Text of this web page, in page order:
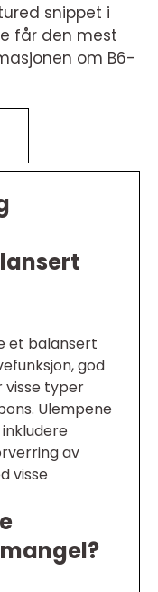
snippet i
får den mest
om B6-
et balansert
god
visse typer
Ulempene
av
visse